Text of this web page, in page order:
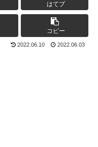
はてブ
コピー
2022.06.10 2022.06.03